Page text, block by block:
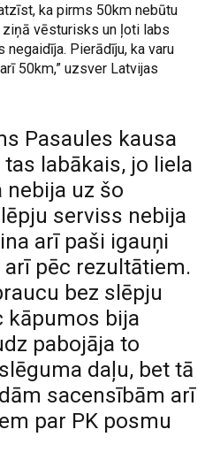
ka pirms 50km nebūtu
vēsturisks un ļoti labs
Pierādīju, ka varu
50km,” uzsver Latvijas
Pasaules kausa
labākais, jo liela
nebija uz šo
serviss nebija
arī paši igauņi
pēc rezultātiem.
bez slēpju
kāpumos bija
pabojāja to
daļu, bet tā
sacensībām arī
par PK posmu